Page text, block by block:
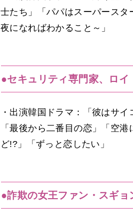
士たち」「パパはスーパースタ
夜になればわかること～」
●セキュリティ専門家、ロイ
・出演韓国ドラマ：「彼はサ
「最後から二番目の恋」「空
ど!?」「ずっと恋したい」
●詐欺の女王ファン・スギョ